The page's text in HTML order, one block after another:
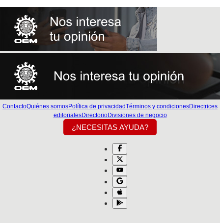
ContactoQuiénes somosPolítica de privacidadTérminos y condicionesDirectrices
editorialesDirectorioDivisiones de negocio
¿NECESITAS AYUDA?